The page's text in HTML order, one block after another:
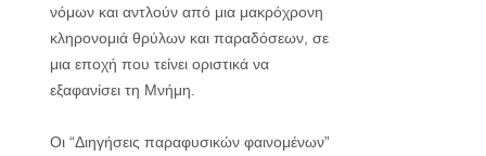
νόμων και αντλούν από μια μακρόχρονη
κληρονομιά θρύλων και παραδόσεων, σε
μια εποχή που τείνει οριστικά να
εξαφανίσει τη Μνήμη.
Οι “Διηγήσεις παραφυσικών φαινομένων”